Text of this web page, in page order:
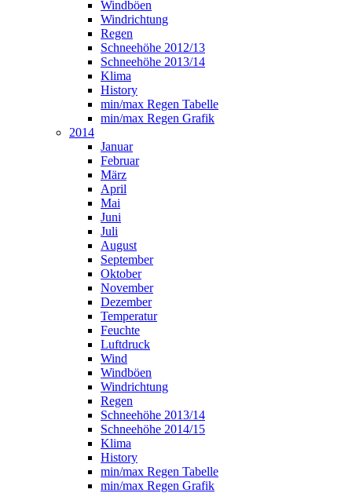
Windböen
Windrichtung
Regen
Schneehöhe 2012/13
Schneehöhe 2013/14
Klima
History
min/max Regen Tabelle
min/max Regen Grafik
2014
Januar
Februar
März
April
Mai
Juni
Juli
August
September
Oktober
November
Dezember
Temperatur
Feuchte
Luftdruck
Wind
Windböen
Windrichtung
Regen
Schneehöhe 2013/14
Schneehöhe 2014/15
Klima
History
min/max Regen Tabelle
min/max Regen Grafik